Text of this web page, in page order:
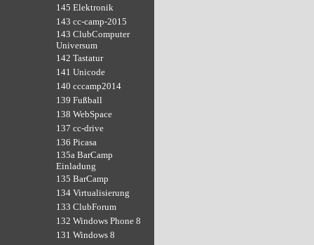
145 Elektronik
143 cc-camp-2015
143 ClubComputer
Universum
142 Tastatur
141 Unicode
140 cccamp2014
139 Fußball
138 WebSpace
137 cc-drive
136 Picasa
135a BarCamp
Einladung
135 BarCamp
134 Virtualisierung
133 ClubForum
132 Windows Phone 8
131 Windows 8